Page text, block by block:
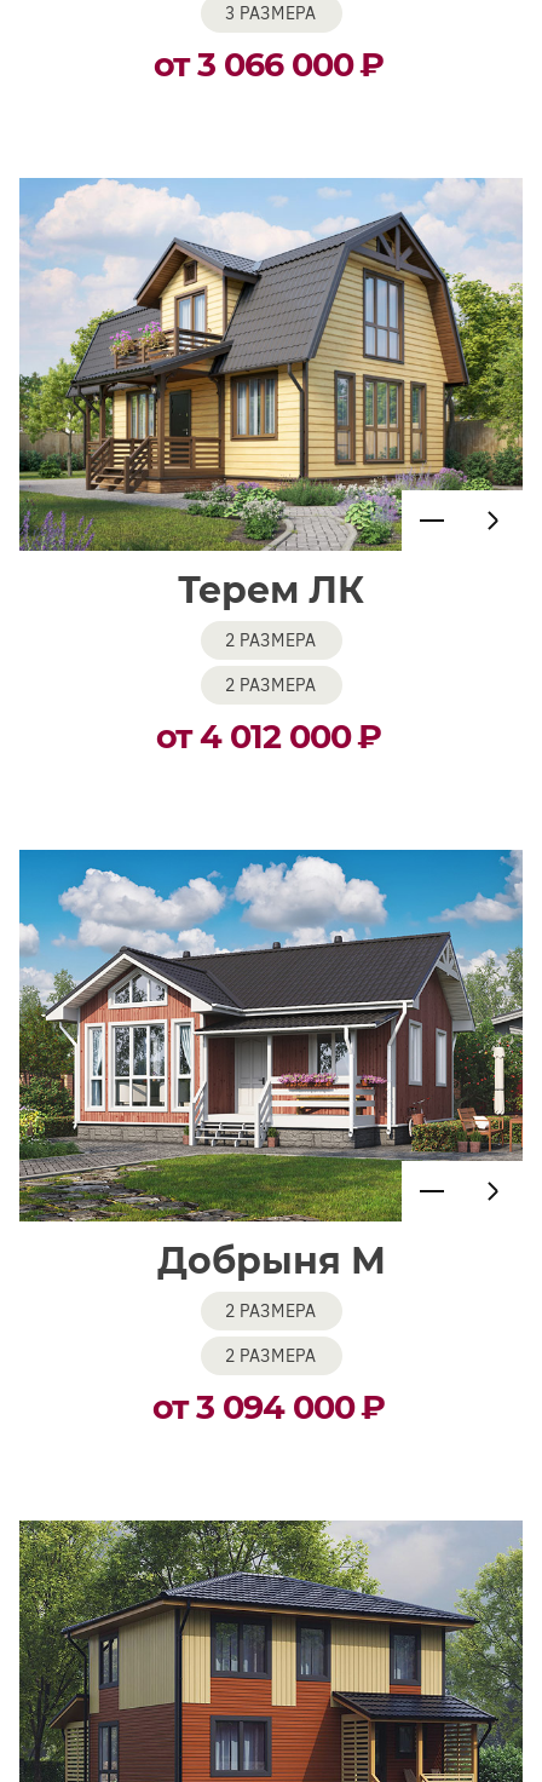
3 РАЗМЕРА
от 3 066 000₽
Терем ЛК
2 РАЗМЕРА
2 РАЗМЕРА
от 4 012 000₽
Добрыня М
2 РАЗМЕРА
2 РАЗМЕРА
от 3 094 000₽